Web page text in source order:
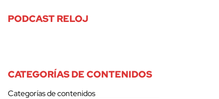
PODCAST RELOJ
CATEGORÍAS DE CONTENIDOS
Categorías de contenidos